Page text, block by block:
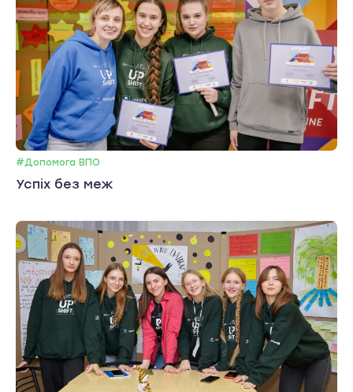
#Допомога ВПО
Успіх без меж